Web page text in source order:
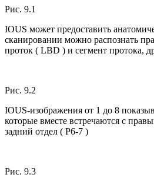
Рис. 9.1
IOUS может предоставить
сканировании можно распознать
проток ( LBD ) и сегмент протока,
Рис. 9.2
IOUS-изображения от 1 до 8
которые вместе встречаются с
задний отдел ( P6-7 )
Рис. 9.3